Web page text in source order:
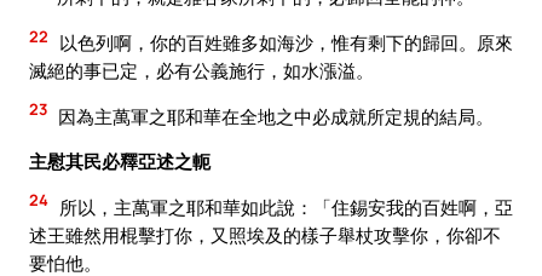
22
以色列啊，你的百姓雖多如海沙，惟有剩下的歸回。原來
滅絕的事已定，必有公義施行，如水漲溢。
23 因為主萬軍之耶和華在全地之中必成就所定規的結局。
主慰其民必釋亞述之軛
24
所以，主萬軍之耶和華如此說：「住錫安我的百姓啊，亞
述王雖然用棍擊打你，又照埃及的樣子舉杖攻擊你，你卻不
要怕他。